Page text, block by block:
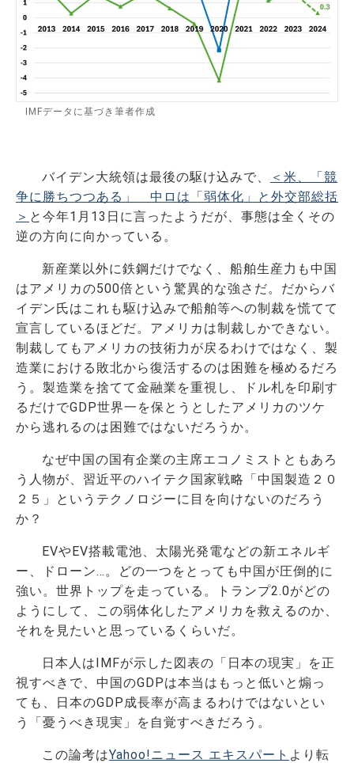
IMFデータに基づき筆者作成
バイデン大統領は最後の駆け込みで、
＜米、「競
争に勝ちつつある」 中ロは「弱体化」と外交部総括
＞ と今年1月13日に言ったようだが、事態は全くその
逆の方向に向かっている。
新産業以外に鉄鋼だけでなく、船舶生産力も中国
はアメリカの500倍という驚異的な強さだ。だからバ
イデン氏はこれも駆け込みで船舶等への制裁を慌てて
宣言しているほどだ。アメリカは制裁しかできない。
制裁してもアメリカの技術力が戻るわけではなく、製
造業における敗北から復活するのは困難を極めるだろ
う。製造業を捨てて金融業を重視し、ドル札を印刷す
るだけでGDP世界一を保とうとしたアメリカのツケ
から逃れるのは困難ではないだろうか。
なぜ中国の国有企業の主席エコノミストともあろ
う人物が、習近平のハイテク国家戦略「中国製造２０
２５」というテクノロジーに目を向けないのだろう
か？
EVやEV搭載電池、太陽光発電などの新エネルギ
ー、ドローン…。どの一つをとっても中国が圧倒的に
強い。世界トップを走っている。トランプ2.0がどの
ようにして、この弱体化したアメリカを救えるのか、
それを見たいと思っているくらいだ。
日本人はIMFが示した図表の「日本の現実」を正
視すべきで、中国のGDPは本当はもっと低いと煽っ
ても、日本のGDP成長率が高まるわけではないとい
う「憂うべき現実」を自覚すべきだろう。
この論考はYahoo!ニュース エキスパート より転